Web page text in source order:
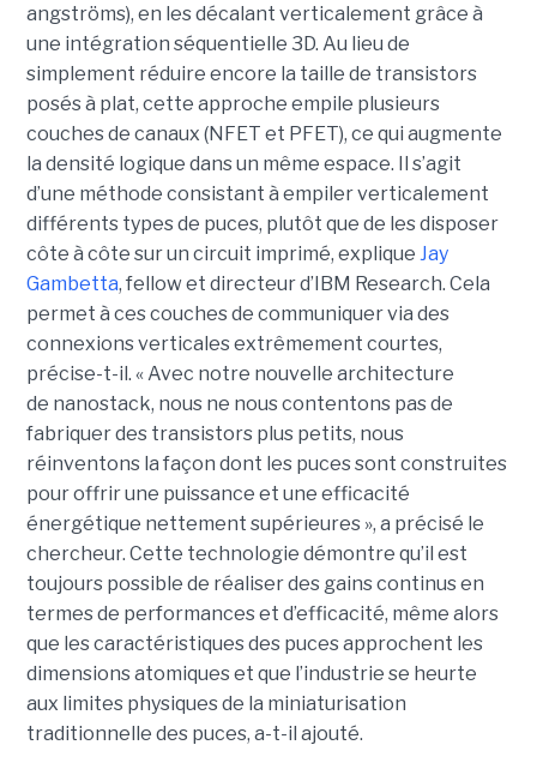
angströms), en les décalant verticalement grâce à
une intégration séquentielle 3D. Au lieu de
simplement réduire encore la taille de transistors
posés à plat, cette approche empile plusieurs
couches de canaux (NFET et PFET), ce qui augmente
la densité logique dans un même espace. Il s’agit
d’une méthode consistant à empiler verticalement
différents types de puces, plutôt que de les disposer
côte à côte sur un circuit imprimé, explique Jay
Gambetta, fellow et directeur d’IBM Research. Cela
permet à ces couches de communiquer via des
connexions verticales extrêmement courtes,
précise-t-il. « Avec notre nouvelle architecture
de nanostack, nous ne nous contentons pas de
fabriquer des transistors plus petits, nous
réinventons la façon dont les puces sont construites
pour offrir une puissance et une efficacité
énergétique nettement supérieures », a précisé le
chercheur. Cette technologie démontre qu’il est
toujours possible de réaliser des gains continus en
termes de performances et d’efficacité, même alors
que les caractéristiques des puces approchent les
dimensions atomiques et que l’industrie se heurte
aux limites physiques de la miniaturisation
traditionnelle des puces, a-t-il ajouté.